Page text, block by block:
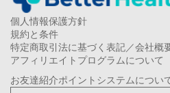
個人情報保護方針
規約と条件
特定商取引法に基づく表記／会社概
アフィリエイトプログラムについて
お友達紹介ポイントシステムについ